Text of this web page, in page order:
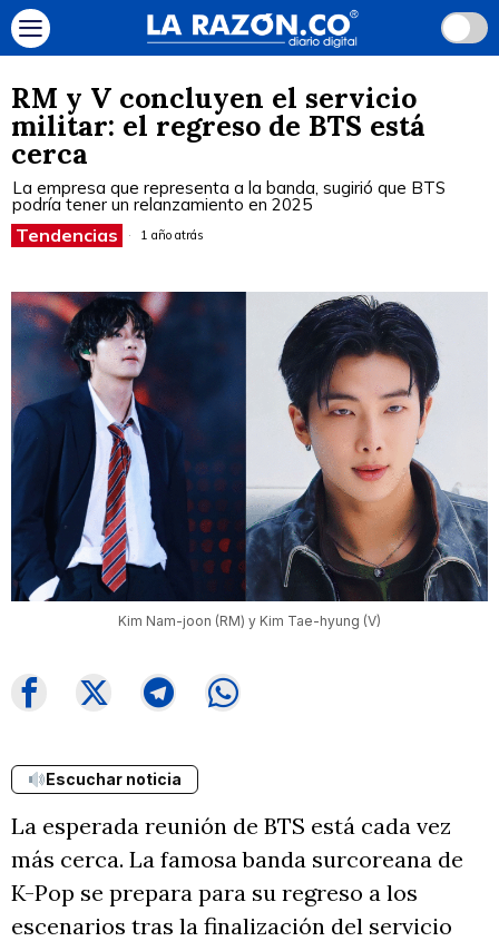
RM y V concluyen el servicio
militar: el regreso de BTS está
cerca
La empresa que representa a la banda, sugirió que BTS
podría tener un relanzamiento en 2025
Tendencias 1 año atrás
Kim Nam-joon (RM) y Kim Tae-hyung (V)
Escuchar noticia
La esperada reunión de BTS está cada vez
más cerca. La famosa banda surcoreana de
K-Pop se prepara para su regreso a los
escenarios tras la finalización del servicio